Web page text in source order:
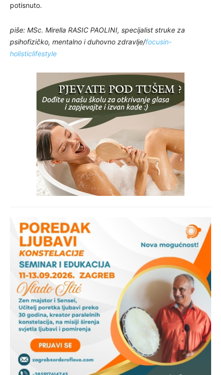
potisnuto.
piše: MSc. Mirella RASIC PAOLINI, specijalist struke za
psihofizičko, mentalno i duhovno zdravlje/focusin-
holisticlifestyle